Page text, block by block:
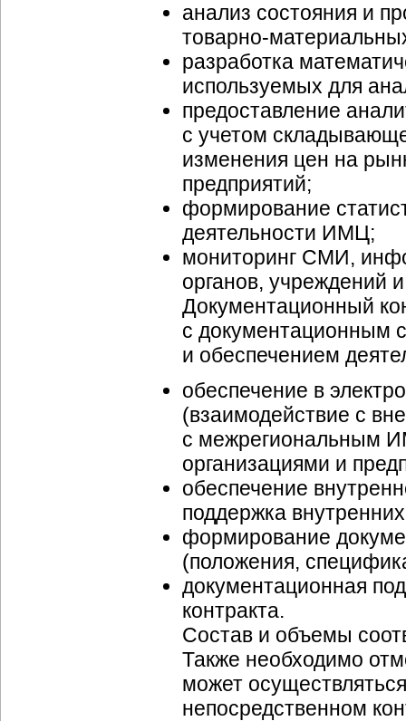
анализ состояния и
товарно-
разработка
используемых для
предоставление
с учетом
изменения цен на
предприятий;
формирование
деятельности ИМЦ;
мониторинг СМИ,
органов, учреждений
Документационный
с документационным
и обеспечением
обеспечение в
(взаимодействие с
с межрегиональным
организациями и
обеспечение
поддержка
формирование
(положения,
документационная
контракта.
Состав и объемы
Также необходимо
может
непосредственном